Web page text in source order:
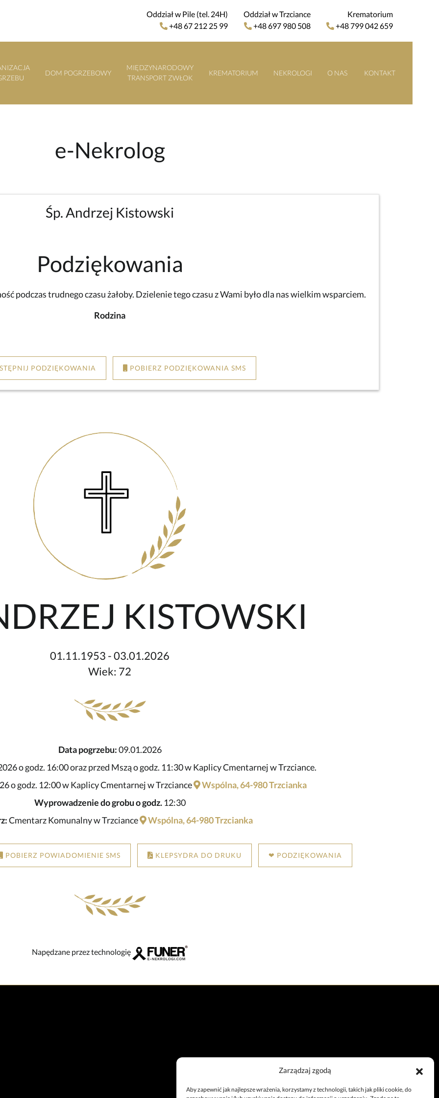
Zarządzaj zgodą
Aby zapewnić jak najlepsze wrażenia, korzystamy z technologii, takich jak pliki cookie, do
Oddział w Pile (tel. 24H)
+48 67 212 25 99
Oddział w Trzciance
+48 697 980 508
Krematorium
+48 799 042 659
DOM POGRZEBOWY
MIĘDZYNARODOWY
TRANSPORT ZWŁOK
KREMATORIUM NEKROLOGI O NAS KONTAKT
e-Nekrolog
Śp. Andrzej Kistowski
Podziękowania
podczas trudnego czasu żałoby. Dzielenie tego czasu z Wami było dla nas wielkim wsparciem.
Rodzina
PODZIĘKOWANIA POBIERZ PODZIĘKOWANIA SMS
KISTOWSKI
01.11.1953 - 03.01.2026
Wiek: 72
Data pogrzebu:09.01.2026
o godz. 16:00 oraz przed Mszą o godz. 11:30 w Kaplicy Cmentarnej w Trzciance.
o godz. 12:00 w Kaplicy Cmentarnej w Trzciance
Wspólna, 64-980 Trzcianka
Wyprowadzenie do grobu o godz.12:30
Cmentarz Komunalny w Trzciance Wspólna, 64-980 Trzcianka
POBIERZ POWIADOMIENIE SMS KLEPSYDRA DO DRUKU ❤ PODZIĘKOWANIA
Napędzane przez technologię
Całodobowy telefon